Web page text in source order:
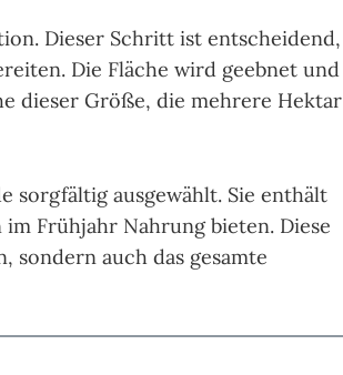
Dieser Schritt ist entscheidend,
Die Fläche wird geebnet und
dieser Größe, die mehrere Hektar
sorgfältig ausgewählt. Sie enthält
Frühjahr Nahrung bieten. Diese
auch das gesamte